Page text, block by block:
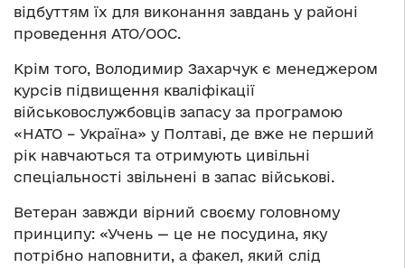
відбуттям їх для виконання завдань у районі
проведення АТО/ООС.
Крім того, Володимир Захарчук є менеджером
курсів підвищення кваліфікації
військовослужбовців запасу за програмою
«НАТО – Україна» у Полтаві, де вже не перший
рік навчаються та отримують цивільні
спеціальності звільнені в запас військові.
Ветеран завжди вірний своєму головному
принципу: «Учень — це не посудина, яку
потрібно наповнити, а факел, який слід